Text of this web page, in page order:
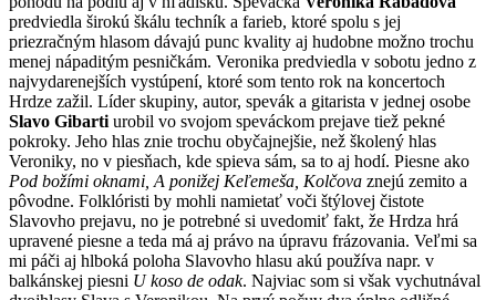
predviedla širokú škálu techník a farieb, ktoré spolu s jej
priezračným hlasom dávajú punc kvality aj hudobne možno trochu
menej nápaditým pesničkám. Veronika predviedla v sobotu jedno z
najvydarenejších vystúpení, ktoré som tento rok na koncertoch
Hrdze zažil. Líder skupiny, autor, spevák a gitarista v jednej osobe
Slavo Gibarti urobil vo svojom speváckom prejave tiež pekné
pokroky. Jeho hlas znie trochu obyčajnejšie, než školený hlas
Veroniky, no v piesňach, kde spieva sám, sa to aj hodí. Piesne ako
Pod božími oknami, A ponižej Keľemeša, Kolčova znejú zemito a
pôvodne. Folklóristi by mohli namietať voči štýlovej čistote
Slavovho prejavu, no je potrebné si uvedomiť fakt, že Hrdza hrá
upravené piesne a teda má aj právo na úpravu frázovania. Veľmi sa
mi páči aj hlboká poloha Slavovho hlasu akú používa napr. v
balkánskej piesni U koso de odak. Najviac som si však vychutnával